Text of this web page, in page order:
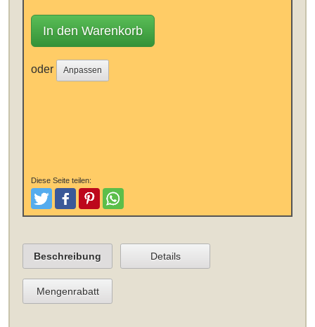
In den Warenkorb
oder Anpassen
Diese Seite teilen:
TweetenPostenPinterestTeilen
Beschreibung Details
Mengenrabatt